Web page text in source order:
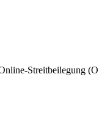
Streitbeilegung